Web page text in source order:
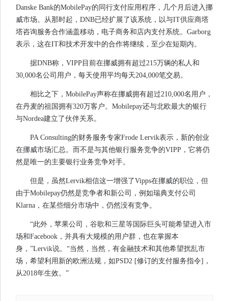
Danske Bank的MobilePay的同行支付应用程序，几个月后进入挪
威市场。从那时起，DNB已经扩展了该系统，以与IT供应商塔
塔咨询服务合作涵盖移动，电子商务和店内支付系统。Garborg
表示，这在IT和技术开发中的合作将继续，至少在短期内。
据DNB称，VIPP目前在挪威拥有超过215万辆的私人和
30,000名公司用户，每天使用平均每天204,000笔交易。
相比之下，MobilePay声称在挪威拥有超过210,000名用户，
在丹麦的祖国拥有320万客户。Mobilepay还与北欧最大的银行
与Nordea建立了伙伴关系。
PA Consulting的财务服务专家Frode Lervik表示，新的创业
在挪威市场汇总。而不是与其他银行服务竞争的VIPP，它将仍
然是唯一的主要银行业务竞争对手。
但是，虽然Lervik相信这一增强了Vipps在挪威的职位，但
由于Mobilepay仍然是竞争者和新公司，例如瑞典支付公司
Klarna，在某些细分市场中，仍然没有竞争。
“此外，苹果公司，谷歌和三星等国际巨头可能希望进入市
场和Facebook，并具有大规模的用户群，也在掌握本
身，”Lervik说。“当然，当然，有金融技术和其他希望扰乱市
场，希望利用新的欧洲法规，如PSD2 [修订的支付服务指令]，
从2018年生效。”